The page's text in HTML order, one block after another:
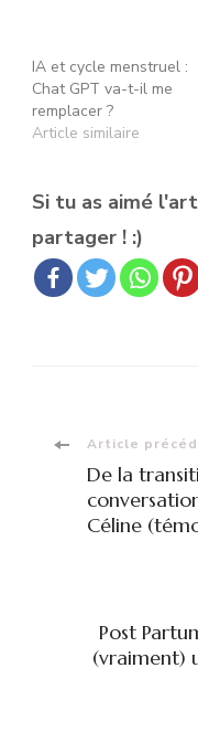
IA et cycle menstruel :
Chat GPT va-t-il me
remplacer ?
Article similaire
Si tu as aimé
partager ! :)
d'article
Article
De la
Céline
Post
(vraiment)